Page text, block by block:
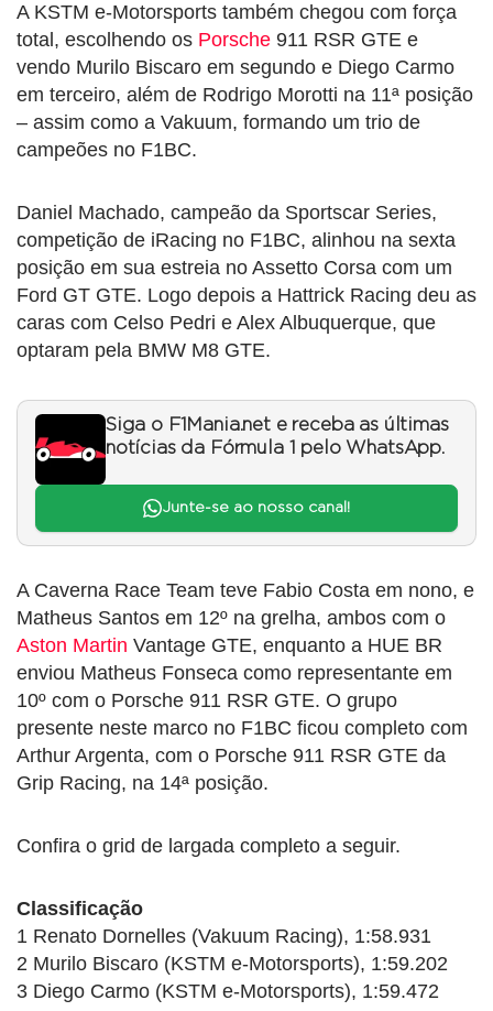
A KSTM e-Motorsports também chegou com força
total, escolhendo os Porsche 911 RSR GTE e
vendo Murilo Biscaro em segundo e Diego Carmo
em terceiro, além de Rodrigo Morotti na 11ª posição
– assim como a Vakuum, formando um trio de
campeões no F1BC.
Daniel Machado, campeão da Sportscar Series,
competição de iRacing no F1BC, alinhou na sexta
posição em sua estreia no Assetto Corsa com um
Ford GT GTE. Logo depois a Hattrick Racing deu as
caras com Celso Pedri e Alex Albuquerque, que
optaram pela BMW M8 GTE.
Siga o F1Mania.net e receba as últimas
notícias da Fórmula 1 pelo WhatsApp.
Junte-se ao nosso canal!
A Caverna Race Team teve Fabio Costa em nono, e
Matheus Santos em 12º na grelha, ambos com o
Aston Martin Vantage GTE, enquanto a HUE BR
enviou Matheus Fonseca como representante em
10º com o Porsche 911 RSR GTE. O grupo
presente neste marco no F1BC ficou completo com
Arthur Argenta, com o Porsche 911 RSR GTE da
Grip Racing, na 14ª posição.
Confira o grid de largada completo a seguir.
Classificação
1 Renato Dornelles (Vakuum Racing), 1:58.931
2 Murilo Biscaro (KSTM e-Motorsports), 1:59.202
3 Diego Carmo (KSTM e-Motorsports), 1:59.472